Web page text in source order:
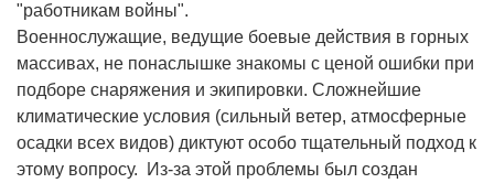
"работникам войны".
Военнослужащие, ведущие боевые действия в горных
массивах, не понаслышке знакомы с ценой ошибки при
подборе снаряжения и экипировки. Сложнейшие
климатические условия (сильный ветер, атмосферные
осадки всех видов) диктуют особо тщательный подход к
этому вопросу. Из-за этой проблемы был создан